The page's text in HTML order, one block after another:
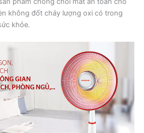
không đốt cháy lượng oxi có trong
khỏe.